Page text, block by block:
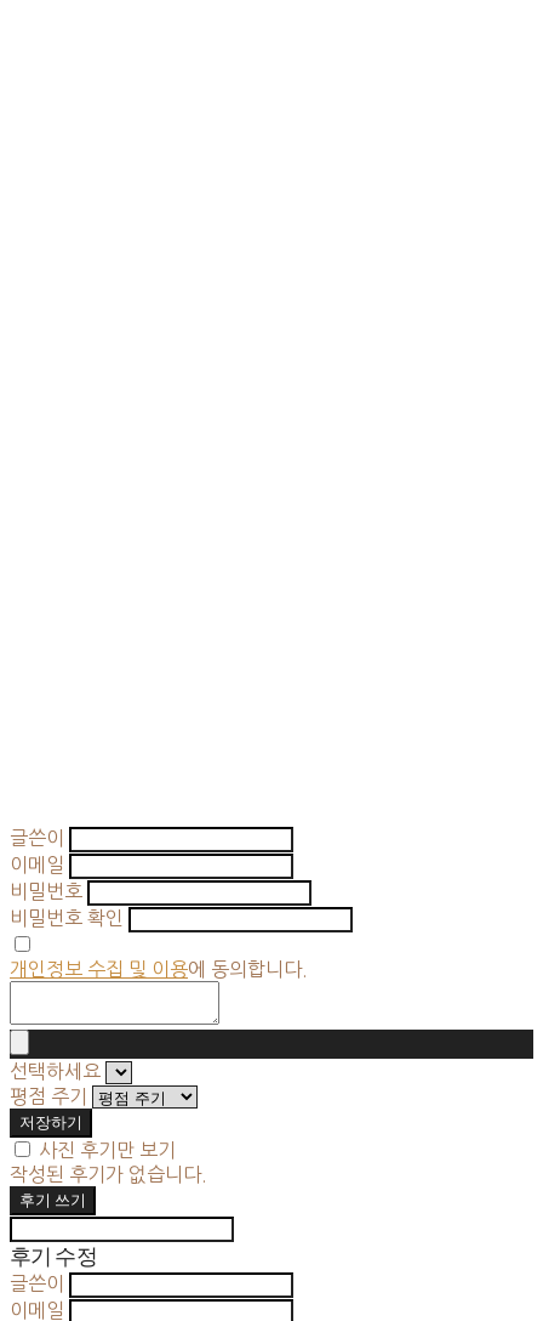
글쓴이
이메일
비밀번호
비밀번호 확인
개인정보 수집 및 이용에 동의합니다.
선택하세요
평점 주기
저장하기
사진 후기만 보기
작성된 후기가 없습니다.
후기 쓰기
후기 수정
글쓴이
이메일